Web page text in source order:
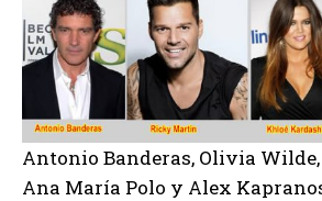
Antonio Banderas, Olivia
Ana María Polo y Alex